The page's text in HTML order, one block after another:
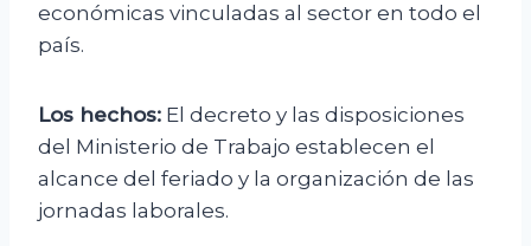
económicas vinculadas al sector en todo el
país.
Los hechos: El decreto y las disposiciones
del Ministerio de Trabajo establecen el
alcance del feriado y la organización de las
jornadas laborales.